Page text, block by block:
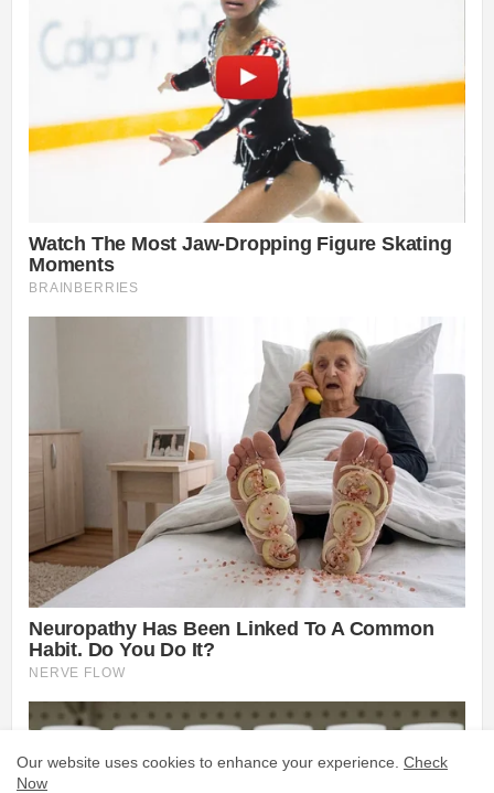
Our website uses cookies to enhance your experience. Check
Now